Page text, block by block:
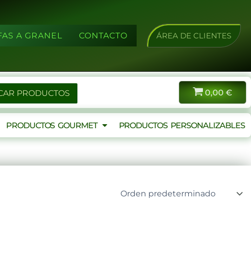
A GRANEL CONTACTO ÁREA DE CLIENTES
PRODUCTOS 0,00 €
PRODUCTOS GOURMET PRODUCTOS PERSONALIZABLES